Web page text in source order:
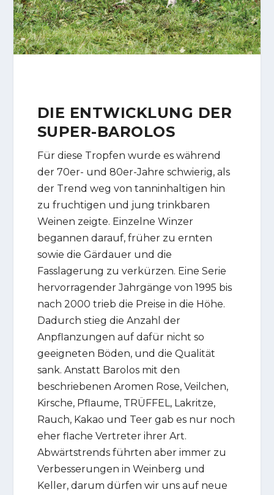
DIE ENTWICKLUNG DER
SUPER-BAROLOS
Für diese Tropfen wurde es während
der 70er- und 80er-Jahre schwierig, als
der Trend weg von tanninhaltigen hin
zu fruchtigen und jung trinkbaren
Weinen zeigte. Einzelne Winzer
begannen darauf, früher zu ernten
sowie die Gärdauer und die
Fasslagerung zu verkürzen. Eine Serie
hervorragender Jahrgänge von 1995 bis
nach 2000 trieb die Preise in die Höhe.
Dadurch stieg die Anzahl der
Anpflanzungen auf dafür nicht so
geeigneten Böden, und die Qualität
sank. Anstatt Barolos mit den
beschriebenen Aromen Rose, Veilchen,
Kirsche, Pflaume, TRÜFFEL, Lakritze,
Rauch, Kakao und Teer gab es nur noch
eher flache Vertreter ihrer Art.
Abwärtstrends führten aber immer zu
Verbesserungen in Weinberg und
Keller, darum dürfen wir uns auf neue